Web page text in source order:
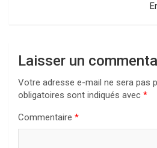
Laisser un
Votre adresse e-mail ne sera pas
obligatoires sont indiqués avec *
Commentaire *